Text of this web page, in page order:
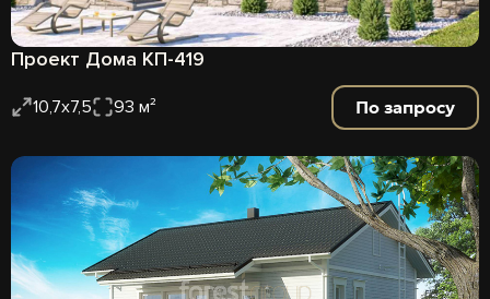
Проект Дома КП-419
10,7х7,5 93 м² По запросу